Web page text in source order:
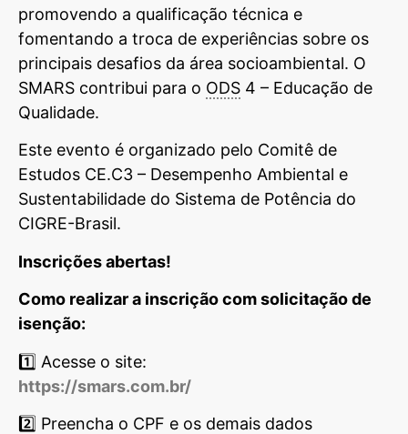
promovendo a qualificação técnica e
fomentando a troca de experiências sobre os
principais desafios da área socioambiental. O
SMARS contribui para o ODS 4 – Educação de
Qualidade.
Este evento é organizado pelo Comitê de
Estudos CE.C3 – Desempenho Ambiental e
Sustentabilidade do Sistema de Potência do
CIGRE-Brasil.
Inscrições abertas!
Como realizar a inscrição com solicitação de
isenção:
1️⃣ Acesse o site:
https://smars.com.br/
2️⃣ Preencha o CPF e os demais dados